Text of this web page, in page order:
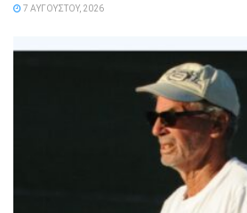
7 ΑΥΓΟΎΣΤΟΥ, 2026